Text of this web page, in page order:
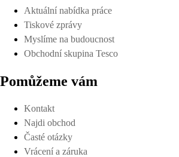
Aktuální nabídka práce
Tiskové zprávy
Myslíme na budoucnost
Obchodní skupina Tesco
Pomůžeme vám
Kontakt
Najdi obchod
Časté otázky
Vrácení a záruka